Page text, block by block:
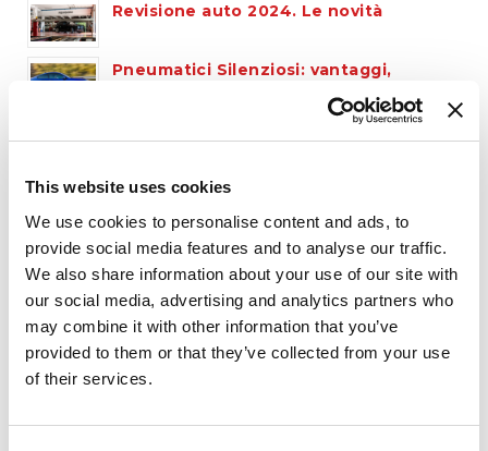
This website uses cookies
We use cookies to personalise content and ads, to
provide social media features and to analyse our traffic.
We also share information about your use of our site with
our social media, advertising and analytics partners who
may combine it with other information that you’ve
provided to them or that they’ve collected from your use
of their services.
Revisione auto 2024. Le novità
Pneumatici Silenziosi: vantaggi,
tecnologie e consigli per la scelta
Archivio
Ottobre 2024 Luglio 2024
Maggio 2024
Aprile 2024
Febbraio 2024
Dicembre 2023
Giugno 2023
Giugno 2022
Luglio 2021